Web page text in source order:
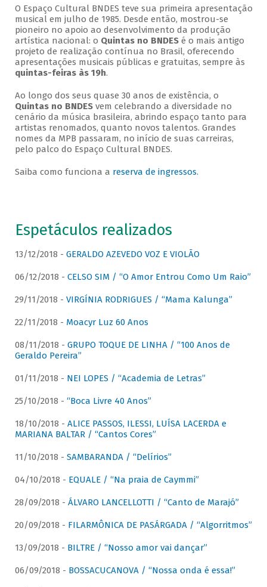
O Espaço Cultural BNDES teve sua primeira apresentação
musical em julho de 1985. Desde então, mostrou-se
pioneiro no apoio ao desenvolvimento da produção
artística nacional: o Quintas no BNDESé o mais antigo
projeto de realização contínua no Brasil, oferecendo
apresentações musicais públicas e gratuitas, sempre às
quintas-feiras às 19h.
Ao longo dos seus quase 30 anos de existência, o
Quintas no BNDESvem celebrando a diversidade no
cenário da música brasileira, abrindo espaço tanto para
artistas renomados, quanto novos talentos. Grandes
nomes da MPB passaram, no início de suas carreiras,
pelo palco do Espaço Cultural BNDES.
Saiba como funciona a reserva de ingressos.
Espetáculos realizados
13/12/2018 - GERALDO AZEVEDO VOZ E VIOLÃO
06/12/2018 - CELSO SIM / “O Amor Entrou Como Um Raio”
29/11/2018 - VIRGÍNIA RODRIGUES / “Mama Kalunga”
22/11/2018 - Moacyr Luz 60 Anos
08/11/2018 - GRUPO TOQUE DE LINHA / “100 Anos de
Geraldo Pereira”
01/11/2018 - NEI LOPES / “Academia de Letras”
25/10/2018 - “Boca Livre 40 Anos”
18/10/2018 - ALICE PASSOS, ILESSI, LUÍSA LACERDA e
MARIANA BALTAR / “Cantos Cores”
11/10/2018 - SAMBARANDA / “Delírios”
04/10/2018 - EQUALE / “Na praia de Caymmi”
28/09/2018 - ÁLVARO LANCELLOTTI / “Canto de Marajó”
20/09/2018 - FILARMÔNICA DE PASÁRGADA / “Algorritmos”
13/09/2018 - BILTRE / “Nosso amor vai dançar”
06/09/2018 - BOSSACUCANOVA / “Nossa onda é essa!”